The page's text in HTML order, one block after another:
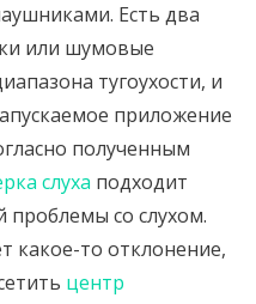
Есть два
или шумовые
тугоухости, и
приложение
полученным
слуха подходит
со слухом.
какое-то отклонение,
центр